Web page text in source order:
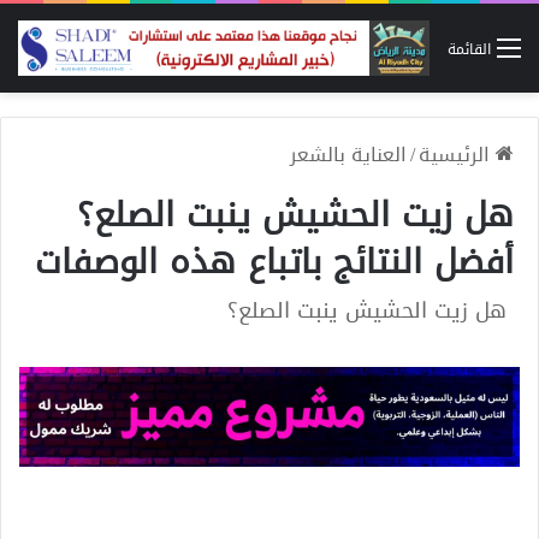
القائمة
الرئيسية/العناية بالشعر
هل زيت الحشيش ينبت الصلع؟
أفضل النتائج باتباع هذه الوصفات
هل زيت الحشيش ينبت الصلع؟